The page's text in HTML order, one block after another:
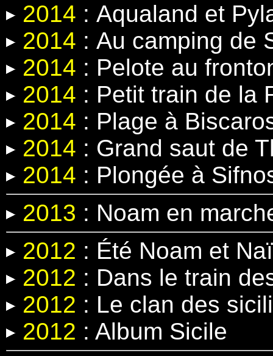
2014 : Aqualand et
2014 : Au camping de
2014 : Pelote au
2014 : Petit train de la
2014 : Plage à
2014 : Grand saut de
2014 : Plongée à
2013 : Noam en
2012 : Été Noam et
2012 : Dans le train
2012 : Le clan des
2012 : Album Sicile